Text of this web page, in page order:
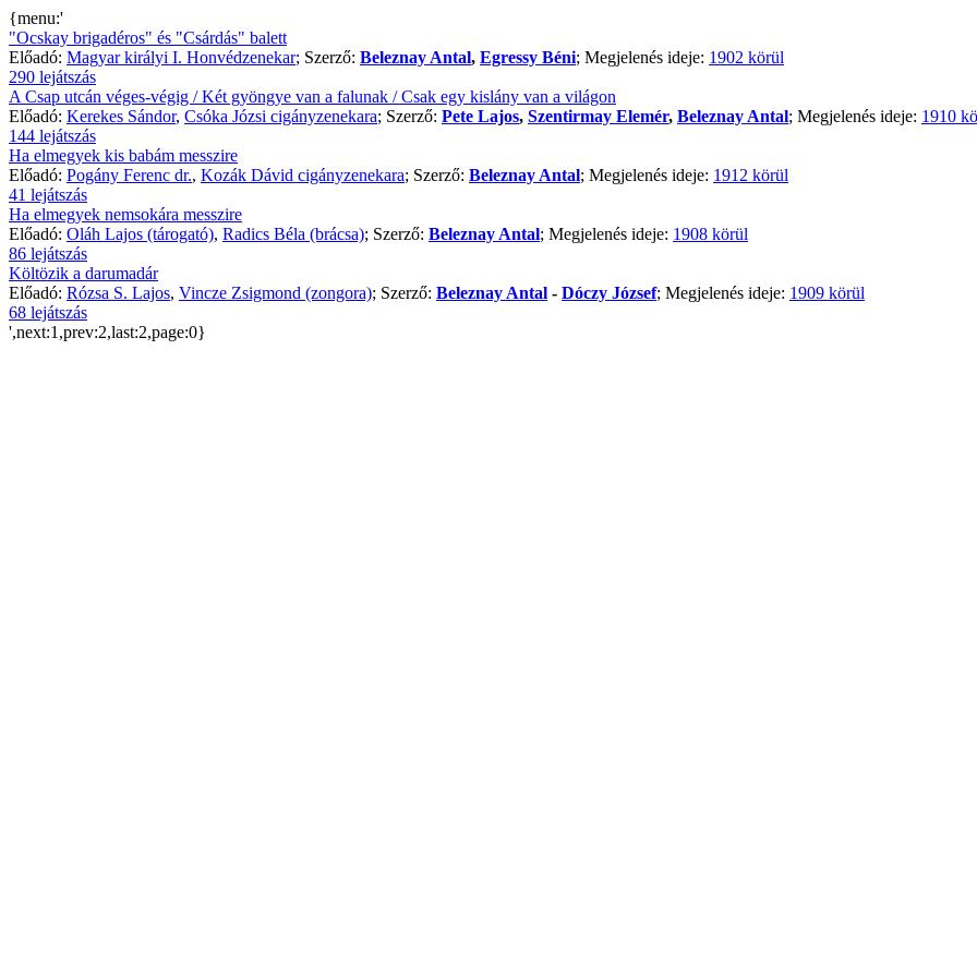
{menu:'
"Ocskay brigadéros" és "Csárdás" balett
Előadó: Magyar királyi I. Honvédzenekar; Szerző: Beleznay Antal, Egressy Béni; Megjelenés ideje: 1902 körül
290 lejátszás
A Csap utcán véges-végig / Két gyöngye van a falunak / Csak egy kislány van a világon
Előadó: Kerekes Sándor, Csóka Józsi cigányzenekara; Szerző: Pete Lajos, Szentirmay Elemér, Beleznay Antal; Megjelenés ideje: 1910
144 lejátszás
Ha elmegyek kis babám messzire
Előadó: Pogány Ferenc dr., Kozák Dávid cigányzenekara; Szerző: Beleznay Antal; Megjelenés ideje: 1912 körül
41 lejátszás
Ha elmegyek nemsokára messzire
Előadó: Oláh Lajos (tárogató), Radics Béla (brácsa); Szerző: Beleznay Antal; Megjelenés ideje: 1908 körül
86 lejátszás
Költözik a darumadár
Előadó: Rózsa S. Lajos, Vincze Zsigmond (zongora); Szerző: Beleznay Antal - Dóczy József; Megjelenés ideje: 1909 körül
68 lejátszás
',next:1,prev:2,last:2,page:0}